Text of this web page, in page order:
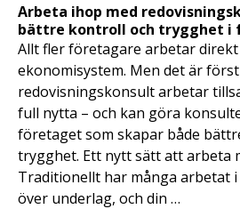
Arbeta ihop med
bättre kontroll och trygghet i
Allt fler företagare arbetar direkt
ekonomisystem. Men det är
redovisningskonsult arbetar
full nytta – och kan göra
företaget som skapar både
trygghet. Ett nytt sätt att arbeta
Traditionellt har många arbetat
över underlag, och din …